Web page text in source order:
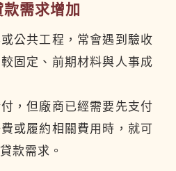
需求增加
公共工程，常會遇到驗收
固定、前期材料與人事成
，但廠商已經需要先支付
或履約相關費用時，就可
款需求。